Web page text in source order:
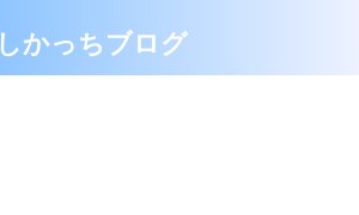
しかっちブログ